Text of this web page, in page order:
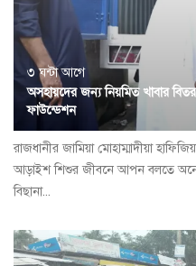
৩ ঘন্টা আগে
অসহায়দের জন্য নিয়মিত খাবার
ফাউন্ডেশন
রাজধানীর জামিয়া মোহাম্মাদীয়া
আড়াইশ শিশুর জীবনে আপন বলতে
বিছানা...